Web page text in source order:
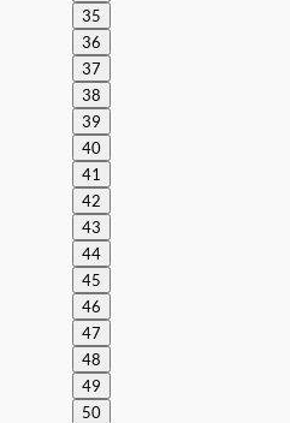
35
36
37
38
39
40
41
42
43
44
45
46
47
48
49
50